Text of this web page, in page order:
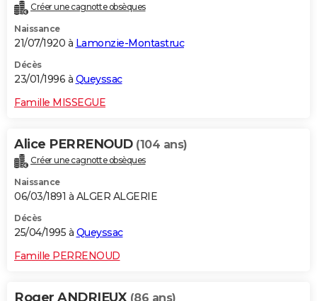
Créer une cagnotte obsèques
Naissance
21/07/1920 à Lamonzie-Montastruc
Décès
23/01/1996 à Queyssac
Famille MISSEGUE
Alice PERRENOUD (104 ans)
Créer une cagnotte obsèques
Naissance
06/03/1891 à ALGER ALGERIE
Décès
25/04/1995 à Queyssac
Famille PERRENOUD
Roger ANDRIEUX (86 ans)